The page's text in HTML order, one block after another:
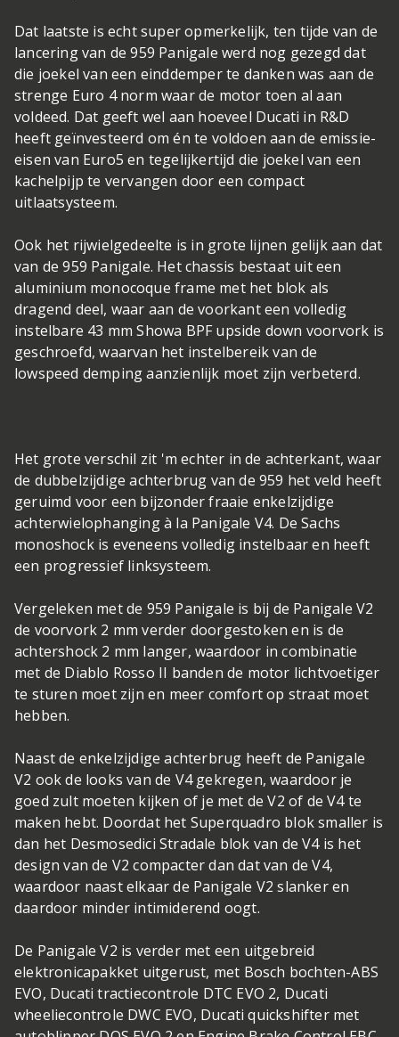
Dat laatste is echt super opmerkelijk, ten tijde van de
lancering van de 959 Panigale werd nog gezegd dat
die joekel van een einddemper te danken was aan de
strenge Euro 4 norm waar de motor toen al aan
voldeed. Dat geeft wel aan hoeveel Ducati in R&D
heeft geïnvesteerd om én te voldoen aan de emissie-
eisen van Euro5 en tegelijkertijd die joekel van een
kachelpijp te vervangen door een compact
uitlaatsysteem.
Ook het rijwielgedeelte is in grote lijnen gelijk aan dat
van de 959 Panigale. Het chassis bestaat uit een
aluminium monocoque frame met het blok als
dragend deel, waar aan de voorkant een volledig
instelbare 43 mm Showa BPF upside down voorvork is
geschroefd, waarvan het instelbereik van de
lowspeed demping aanzienlijk moet zijn verbeterd.
Het grote verschil zit 'm echter in de achterkant, waar
de dubbelzijdige achterbrug van de 959 het veld heeft
geruimd voor een bijzonder fraaie enkelzijdige
achterwielophanging à la Panigale V4. De Sachs
monoshock is eveneens volledig instelbaar en heeft
een progressief linksysteem.
Vergeleken met de 959 Panigale is bij de Panigale V2
de voorvork 2 mm verder doorgestoken en is de
achtershock 2 mm langer, waardoor in combinatie
met de Diablo Rosso II banden de motor lichtvoetiger
te sturen moet zijn en meer comfort op straat moet
hebben.
Naast de enkelzijdige achterbrug heeft de Panigale
V2 ook de looks van de V4 gekregen, waardoor je
goed zult moeten kijken of je met de V2 of de V4 te
maken hebt. Doordat het Superquadro blok smaller is
dan het Desmosedici Stradale blok van de V4 is het
design van de V2 compacter dan dat van de V4,
waardoor naast elkaar de Panigale V2 slanker en
daardoor minder intimiderend oogt.
De Panigale V2 is verder met een uitgebreid
elektronicapakket uitgerust, met Bosch bochten-ABS
EVO, Ducati tractiecontrole DTC EVO 2, Ducati
wheeliecontrole DWC EVO, Ducati quickshifter met